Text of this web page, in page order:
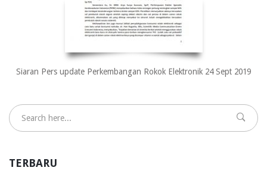
Siaran Pers update Perkembangan Rokok Elektronik 24 Sept 2019
TERBARU